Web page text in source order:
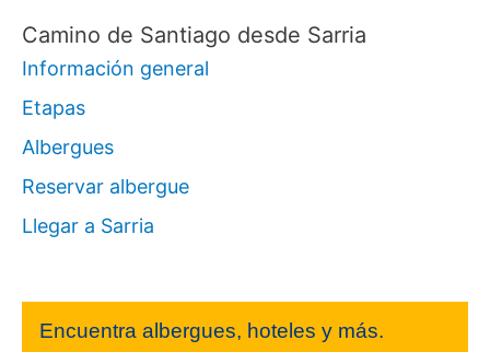
r
p
o
r
:
Camino de Santiago desde Sarria
Información general
Etapas
Albergues
Reservar albergue
Llegar a Sarria
Encuentra albergues, hoteles y más.